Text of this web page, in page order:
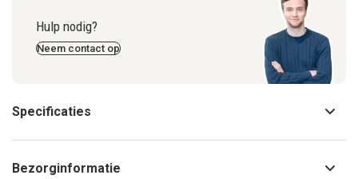
Hulp nodig?
Neem contact op
Specificaties
Bezorginformatie